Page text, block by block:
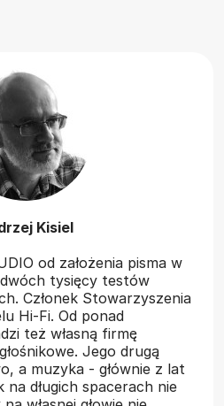
Kisiel
od założenia pisma w
tysięcy testów
Członek Stowarzyszenia
Hi-Fi. Od ponad
też własną firmę
Jego drugą
a muzyka - głównie z lat
długich spacerach nie